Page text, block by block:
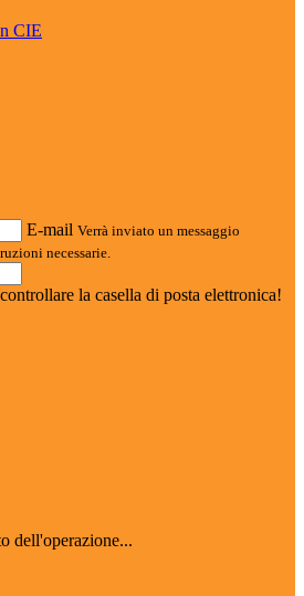
CIE
E-mail Verrà inviato un messaggio
necessarie.
la casella di posta elettronica!
dell'operazione...